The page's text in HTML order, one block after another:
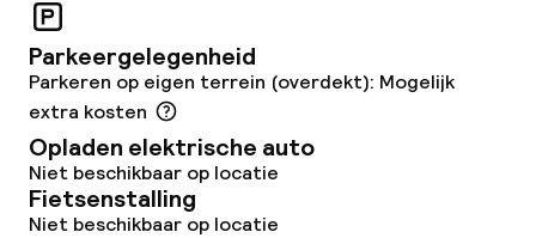
Parkeergelegenheid
Parkeren op eigen terrein (overdekt): Mogelijk
extra kosten
Opladen elektrische auto
Niet beschikbaar op locatie
Fietsenstalling
Niet beschikbaar op locatie